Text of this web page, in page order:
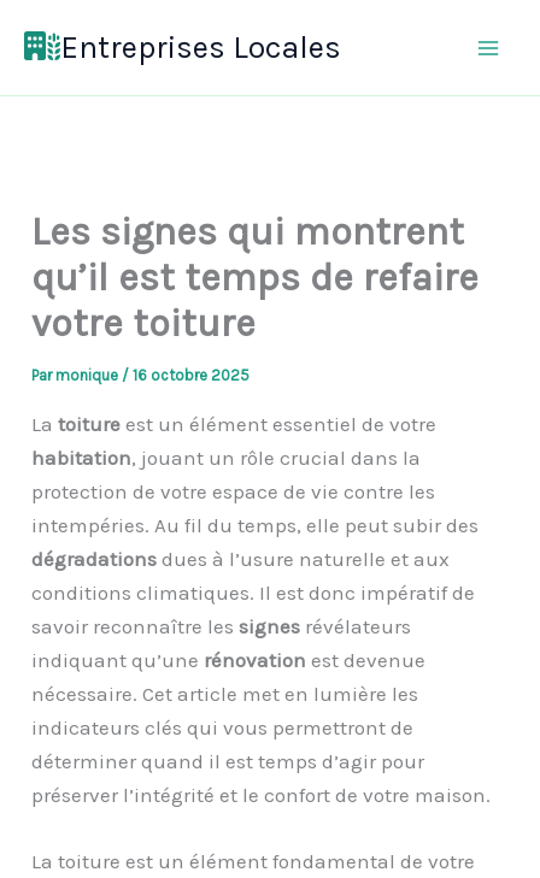
Entreprises Locales
Les signes qui montrent
qu’il est temps de refaire
votre toiture
Parmonique /16 octobre 2025
Latoiture est un élément essentiel de votre
habitation, jouant un rôle crucial dans la
protection de votre espace de vie contre les
intempéries. Au fil du temps, elle peut subir des
dégradations dues à l’usure naturelle et aux
conditions climatiques. Il est donc impératif de
savoir reconnaître lessignes révélateurs
indiquant qu’une rénovation est devenue
nécessaire. Cet article met en lumière les
indicateurs clés qui vous permettront de
déterminer quand il est temps d’agir pour
préserver l’intégrité et le confort de votre maison.
La toiture est un élément fondamental de votre